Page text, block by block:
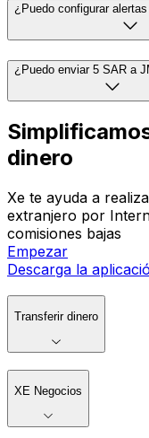
¿Puedo configurar
¿Puedo enviar 5 SAR a
dinero
Xe te ayuda a
extranjero por
comisiones bajas
Empezar
Descarga la
Transferir dinero
XE Negocios